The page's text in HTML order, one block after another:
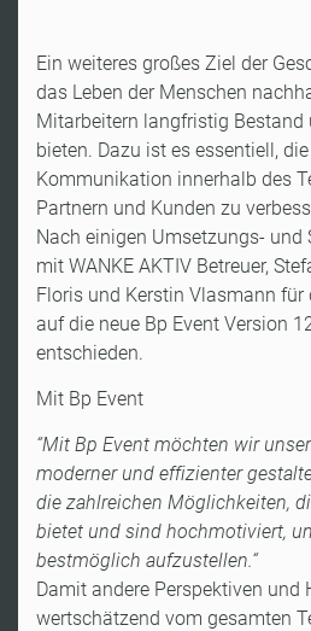
Ein weiteres großes Ziel der
das Leben der Menschen
Mitarbeitern langfristig Bestand
bieten. Dazu ist es essentiell,
Kommunikation innerhalb des
Partnern und Kunden zu
Nach einigen Umsetzungs- und
mit WANKE AKTIV Betreuer,
Floris und Kerstin Vlasmann
auf die neue Bp Event Version
entschieden.
Mit Bp Event
“Mit Bp Event möchten wir
moderner und effizienter
die zahlreichen Möglichkeiten,
bietet und sind hochmotiviert,
bestmöglich aufzustellen.“
Damit andere Perspektiven und
wertschätzend vom gesamten